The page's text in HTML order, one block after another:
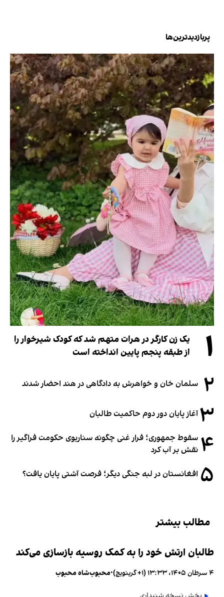
پربازدیدترین‌ها
۱
یک زن کارگر در هرات متهم شد که کودک شیرخوار را
از طبقه پنجم پایین انداخته است
۲ سلمان خان و خواهرش به دادگاهی در هند احضار شدند
۳آغاز پایان دور دوم حاکمیت طالبان
۴ سقوط جمهوری؛ فرار غنی چگونه سناریوی حکومت فراگیر را
نقش بر آب کرد
۵ افغانستان در لبه جنگی دیگر؛ فرصت آشتی پایان یافت؟
مطالب بیشتر
طالبان ارتش خود را به کمک روسیه بازسازی می‌کند
۴ سرطان ۱۴۰۵، ۱۳:۳۳ (‎+۱ گرینویچ) •محبوب‌شاه محبوب